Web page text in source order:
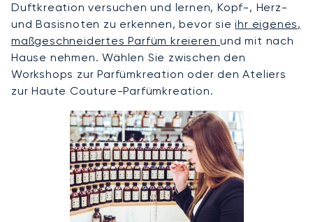
Duftkreation versuchen und lernen, Kopf-, Herz-
und Basisnoten zu erkennen, bevor sieihr eigenes,
maßgeschneidertes Parfüm kreierenund mit nach
Hause nehmen. Wählen Sie zwischen den
Workshops zur Parfümkreation oder den Ateliers
zur Haute Couture-Parfümkreation.